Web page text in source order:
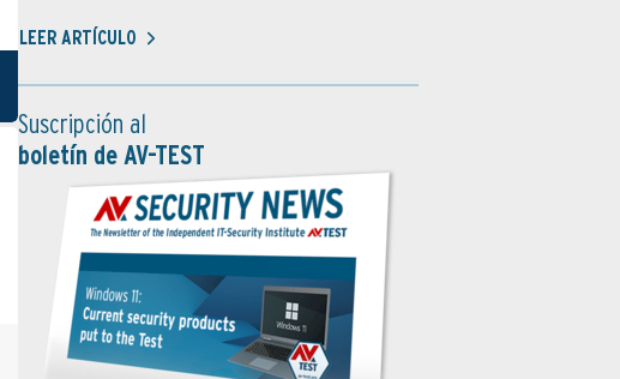
LEER ARTÍCULO
Suscripción al
boletín de AV-TEST